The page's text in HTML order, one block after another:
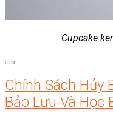
Cupcake
Chính Sách Hủy
Bảo Lưu Và Học